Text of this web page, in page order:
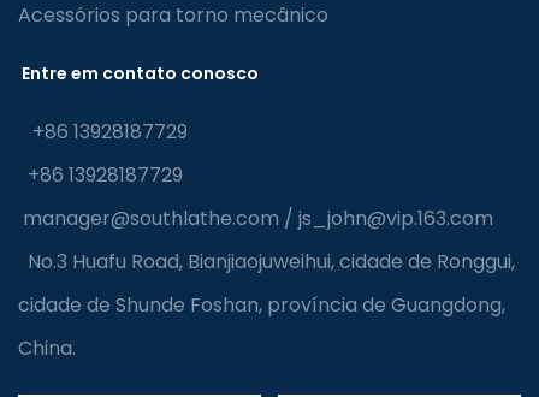
Acessórios para torno mecânico
Entre em contato conosco
+86 13928187729
+86 13928187729
manager@southlathe.com / js_john@vip.163.com
No.3 Huafu Road, Bianjiaojuweihui, cidade de Ronggui,
cidade de Shunde Foshan, província de Guangdong,
China.